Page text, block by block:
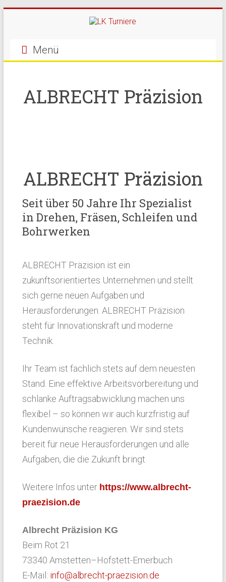
Menü
ALBRECHT Präzision
ALBRECHT Präzision
Seit über 50 Jahre Ihr Spezialist
in Drehen, Fräsen, Schleifen und
Bohrwerken
ALBRECHT Präzision ist ein
zukunftsorientiertes Unternehmen und stellt
sich gerne neuen Aufgaben und
Herausforderungen. ALBRECHT Präzision
steht für Innovationskraft und moderne
Technik.
Ihr Team ist fachlich stets auf dem neuesten
Stand. Eine effektive Arbeitsvorbereitung und
schlanke Auftragsabwicklung machen uns
flexibel – so können wir auch kurzfristig auf
Kundenwünsche reagieren. Wir sind stets
bereit für neue Herausforderungen und alle
Aufgaben, die die Zukunft bringt.
Weitere Infos unter https://www.albrecht-
praezision.de
Albrecht Präzision KG
Beim Rot 21
73340 Amstetten–Hofstett-Emerbuch
E-Mail: info@albrecht-praezision.de